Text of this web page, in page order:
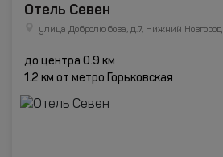
Отель Севен
улица Добролюбова, д.7, Нижний Новгород
до центра 0.9 км
1.2 км от метро Горьковская